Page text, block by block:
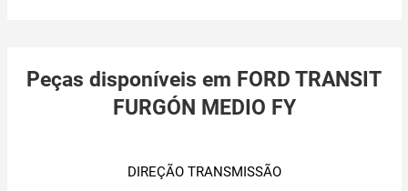
Peças disponíveis em FORD TRANSIT
FURGÓN MEDIO FY
DIREÇÃO TRANSMISSÃO